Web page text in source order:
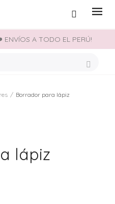
A TODO EL PERÚ!
/ Borrador para lápiz
lápiz